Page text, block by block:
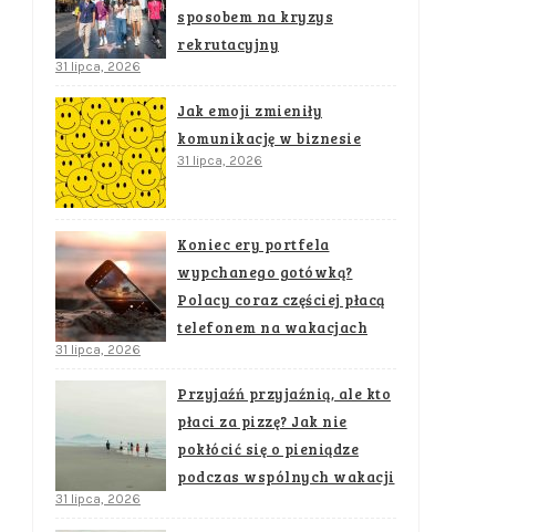
sposobem na kryzys
rekrutacyjny
31 lipca, 2026
Jak emoji zmieniły
komunikację w biznesie
31 lipca, 2026
Koniec ery portfela
wypchanego gotówką?
Polacy coraz częściej płacą
telefonem na wakacjach
31 lipca, 2026
Przyjaźń przyjaźnią, ale kto
płaci za pizzę? Jak nie
pokłócić się o pieniądze
podczas wspólnych wakacji
31 lipca, 2026